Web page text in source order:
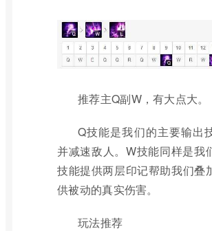
推荐主Q副W，有大点大。
Q技能是我们的主要输出
并减速敌人。W技能同样是我
技能提供两层印记帮助我们叠
供被动的真实伤害。
玩法推荐